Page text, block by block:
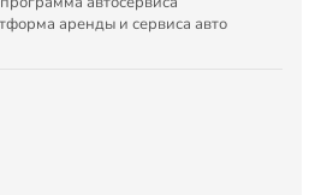
аренды и сервиса авто